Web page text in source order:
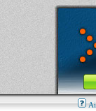
MacBook-
Aller au